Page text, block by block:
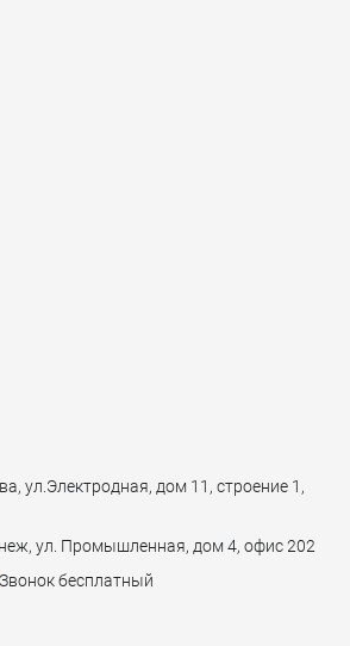
, ул.Электродная, дом 11, строение 1,
ул. Промышленная, дом 4, офис 202
Звонок бесплатный